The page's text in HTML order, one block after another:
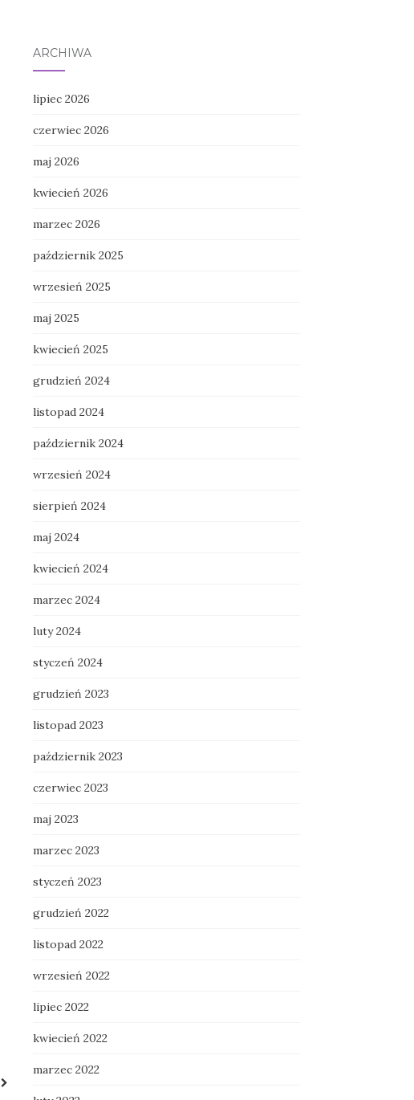
ARCHIWA
lipiec 2026
czerwiec 2026
maj 2026
kwiecień 2026
marzec 2026
październik 2025
wrzesień 2025
maj 2025
kwiecień 2025
grudzień 2024
listopad 2024
październik 2024
wrzesień 2024
sierpień 2024
maj 2024
kwiecień 2024
marzec 2024
luty 2024
styczeń 2024
grudzień 2023
listopad 2023
październik 2023
czerwiec 2023
maj 2023
marzec 2023
styczeń 2023
grudzień 2022
listopad 2022
wrzesień 2022
lipiec 2022
kwiecień 2022
marzec 2022